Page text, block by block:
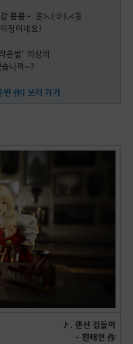
뿜뿜~ ⋛⋋(・ꃪ・)⋌⋚
징이네요!
은별’ 의상의
습니까~?
作] 보러 가기
♪. 랜선 집들이
- 흰태연 作